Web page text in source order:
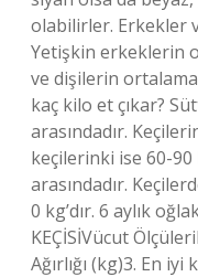
olabilirler. Erkekler
Yetişkin erkeklerin
ve dişilerin ortalama
kaç kilo et çıkar?
arasındadır.
keçilerinki ise 60-90
arasındadır.
0 kg’dır. 6 aylık
KEÇİSİVücut
Ağırlığı (kg)3. En